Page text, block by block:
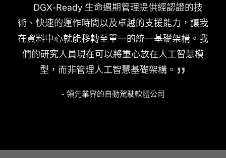
DGX-Ready 生命週期管理提供經認證的技
術、快速的運作時間以及卓越的支援能力，讓我
在資料中心就能移轉至單一的統一基礎架構。我
們的研究人員現在可以將重心放在人工智慧模
型，而非管理人工智慧基礎架構。
- 領先業界的自動駕駛軟體公司